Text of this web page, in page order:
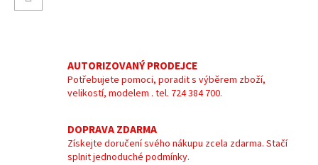
AUTORIZOVANÝ PRODEJCE
Potřebujete pomoci, poradit s výběrem zboží,
velikostí, modelem . tel. 724 384 700.
DOPRAVA ZDARMA
Získejte doručení svého nákupu zcela zdarma. Stačí
splnit jednoduché podmínky.